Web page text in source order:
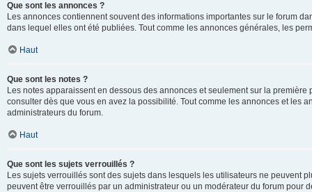
Que sont les annonces ?
Les annonces contiennent souvent des informations importantes sur le forum
dans lequel elles ont été publiées. Tout comme les annonces générales, les
Haut
Que sont les notes ?
Les notes apparaissent en dessous des annonces et seulement sur la
consulter dès que vous en avez la possibilité. Tout comme les annonces et les
administrateurs du forum.
Haut
Que sont les sujets verrouillés ?
Les sujets verrouillés sont des sujets dans lesquels les utilisateurs ne peuvent
peuvent être verrouillés par un administrateur ou un modérateur du forum pour